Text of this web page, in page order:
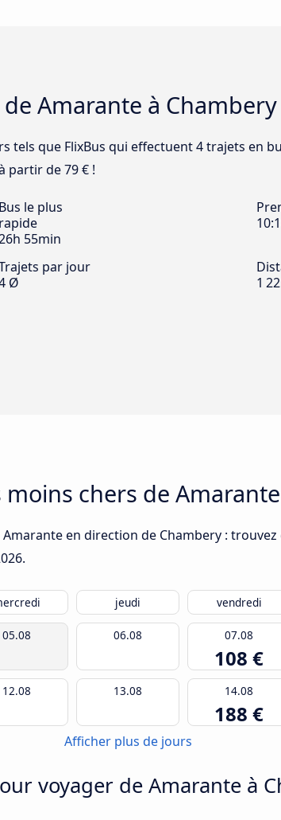
Amarante à Chambery
tels que FlixBus qui effectuent 4 trajets en
partir de 79 € !
Bus le plus
rapide
55min
par jour
Ø
1
chers de
en direction de Chambery :
.
jeudi vendredi
05.08 06.08 07.08
108 €
12.08 13.08 14.08
188 €
Afficher plus de jours
voyager de Amarante à